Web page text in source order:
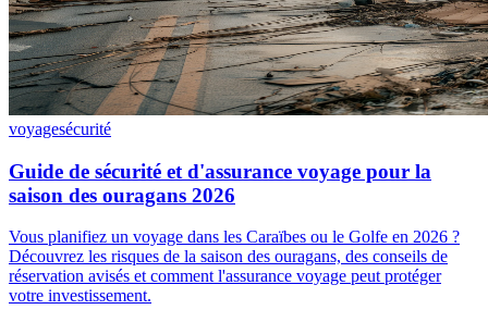
voyagesécurité
Guide de sécurité et d'assurance voyage pour la
saison des ouragans 2026
Vous planifiez un voyage dans les Caraïbes ou le Golfe en 2026 ?
Découvrez les risques de la saison des ouragans, des conseils de
réservation avisés et comment l'assurance voyage peut protéger
votre investissement.